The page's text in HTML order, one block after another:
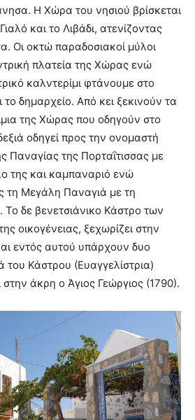
Η Χώρα του νησιού βρίσκεται
και το Λιβάδι, ατενίζοντας
Οι οκτώ παραδοσιακοί μύλοι
πλατεία της Χώρας ενώ
καλντερίμι φτάνουμε στο
το δημαρχείο. Από κει ξεκινούν τα
της Χώρας που οδηγούν στο
οδηγεί προς την ονομαστή
Παναγίας της Πορταΐτισσας με
της και καμπαναριό ενώ
τη Μεγάλη Παναγιά με τη
δε βενετσιάνικο Κάστρο των
οικογένειας, ξεχωρίζει στην
εντός αυτού υπάρχουν δυο
του Κάστρου (Ευαγγελίστρια)
στην άκρη ο Άγιος Γεώργιος (1790).